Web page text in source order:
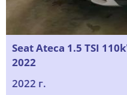
Seat Ateca 1.5 TSI
2022
2022 г.